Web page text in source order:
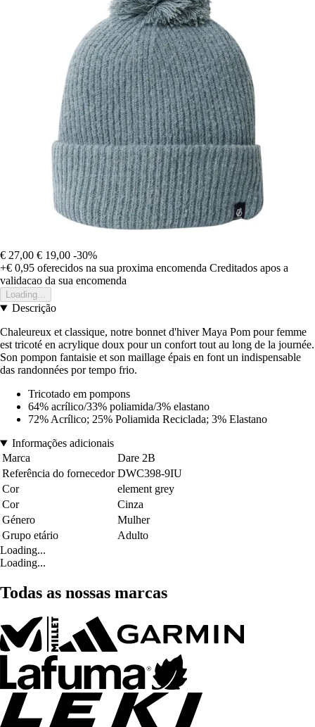
€ 27,00 € 19,00 -30%
+€ 0,95 oferecidos na sua proxima encomenda Creditados apos a
validacao da sua encomenda
Loading...
Descrição
Chaleureux et classique, notre bonnet d'hiver Maya Pom pour femme
est tricoté en acrylique doux pour un confort tout au long de la journée.
Son pompon fantaisie et son maillage épais en font un indispensable
das randonnées por tempo frio.
Tricotado em pompons
64% acrílico/33% poliamida/3% elastano
72% Acrílico; 25% Poliamida Reciclada; 3% Elastano
Informações adicionais
Marca
Dare 2B
Referência do fornecedor DWC398-9IU
Cor
element grey
Cor
Cinza
Género
Mulher
Grupo etário
Adulto
Loading...
Loading...
Todas as nossas marcas